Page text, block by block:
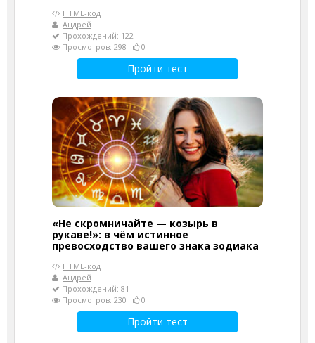
HTML-код
Андрей
Прохождений: 122
Просмотров: 298
0
Пройти тест
«Не скромничайте — козырь в
рукаве!»: в чём истинное
превосходство вашего знака зодиака
HTML-код
Андрей
Прохождений: 81
Просмотров: 230
0
Пройти тест